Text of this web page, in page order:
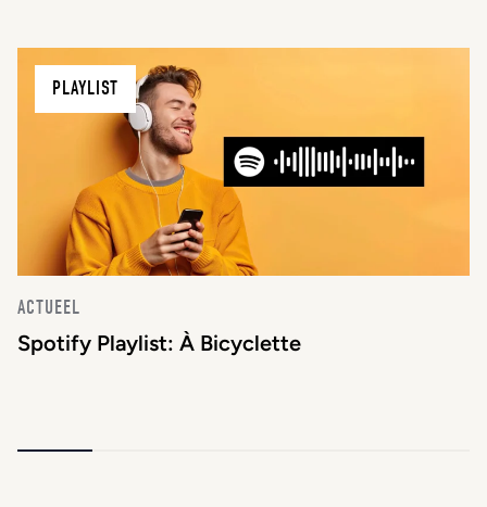
PLAYLIST
ACTUEEL
Spotify Playlist: À Bicyclette